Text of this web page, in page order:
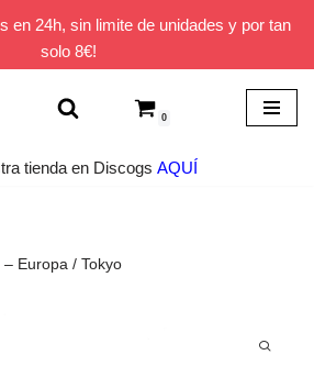
en 24h, sin limite de unidades y por tan
solo 8€!
0
tienda en Discogs AQUÍ
Europa / Tokyo